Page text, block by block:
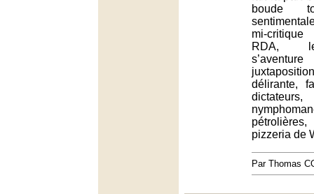
boude
mi-
RDA,
délirante,
pizzeria de
Par Thomas